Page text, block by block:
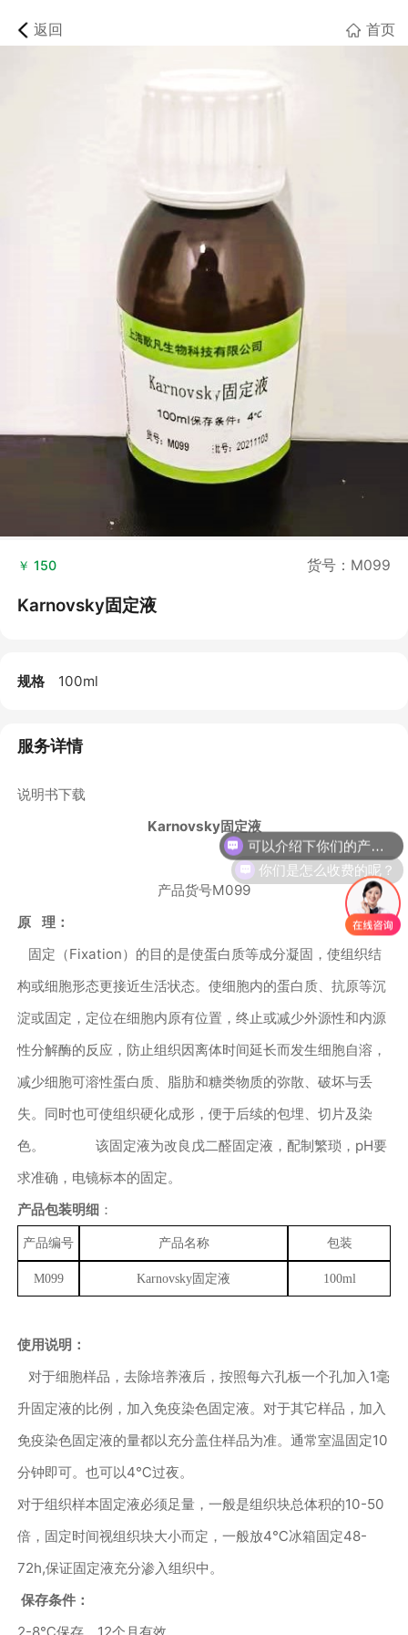
返回 首页
￥ 150 货号：M099
Karnovsky固定液
规格 100ml
服务详情
说明书下载
Karnovsky固定液
产品货号M099
原
理：
固定（Fixation）的目的是使蛋白质等成分凝固，使组织结
构或细胞形态更接近生活状态。使细胞内的蛋白质、抗原等沉
淀或固定，定位在细胞内原有位置，终止或减少外源性和内源
性分解酶的反应，防止组织因离体时间延长而发生细胞自溶，
减少细胞可溶性蛋白质、脂肪和糖类物质的弥散、破坏与丢
失。同时也可使组织硬化成形，便于后续的包埋、切片及染
色。 该固定液为改良戊二醛固定液，配制繁琐， pH要
求准确，电镜标本的固定。
产品包装明细：
产品编号 产品名称 包装
M099 Karnovsky固定液 100ml
使用说明：
对于细胞样品，去除培养液后，按照每六孔板一个孔加入 1毫
升固定液的比例，加入免疫染色固定液。对于其它样品，加入
免疫染色固定液的量都以充分盖住样品为准。通常室温固定10
分钟即可。 也可以4℃过夜。
对于组织样本固定液必须足量，一般是组织块总体积的10-50
倍，固定时间视组织块大小而定，一般放4℃冰箱固定48-
72h,保证固定液充分渗入组织中。
保存条件：
2-8℃保存， 12个月有效。
可以介绍下你们的产品么？
你们是怎么收费的呢？